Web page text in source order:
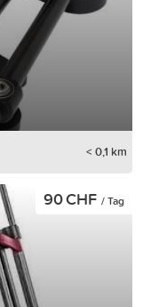
< 0,1 km
90 CHF / Tag